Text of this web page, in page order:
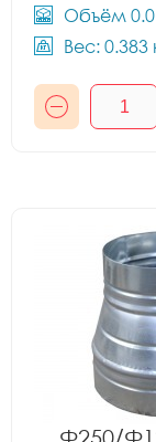
Объём
Вес: 0.383
Ф250/